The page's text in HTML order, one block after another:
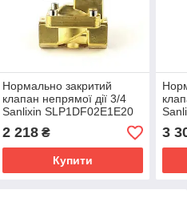
Нормально закритий
клапан непрямої дії 3/4
Sanlixin SLP1DF02E1E20
AC220V 0,5-16 bar
2 218₴
Купити
0,5-
3